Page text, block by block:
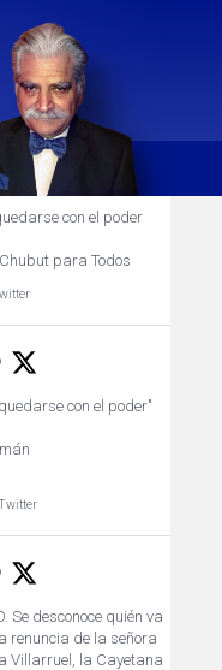
Seguir
cuenta no se leen
con el poder
para Todos
con el poder"
Se desconoce quién va
renuncia de la señora
Villarruel, la Cayetana